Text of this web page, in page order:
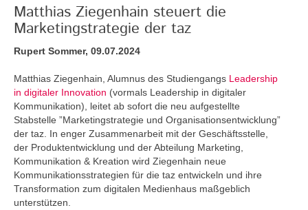
Matthias Ziegenhain steuert die
Marketingstrategie der taz
Rupert Sommer, 09.07.2024
Matthias Ziegenhain, Alumnus des Studiengangs Leadership
in digitaler Innovation (vormals Leadership in digitaler
Kommunikation), leitet ab sofort die neu aufgestellte
Stabstelle ”Marketingstrategie und Organisationsentwicklung”
der taz. In enger Zusammenarbeit mit der Geschäftsstelle,
der Produktentwicklung und der Abteilung Marketing,
Kommunikation & Kreation wird Ziegenhain neue
Kommunikationsstrategien für die taz entwickeln und ihre
Transformation zum digitalen Medienhaus maßgeblich
unterstützen.